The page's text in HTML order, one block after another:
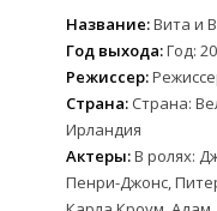
Зарубежные
Название:Вита и
Год выхода:Год:
Режиссер:
Страна: Страна:
Ирландия
Актеры:В ролях:
Пенри-Джонс,